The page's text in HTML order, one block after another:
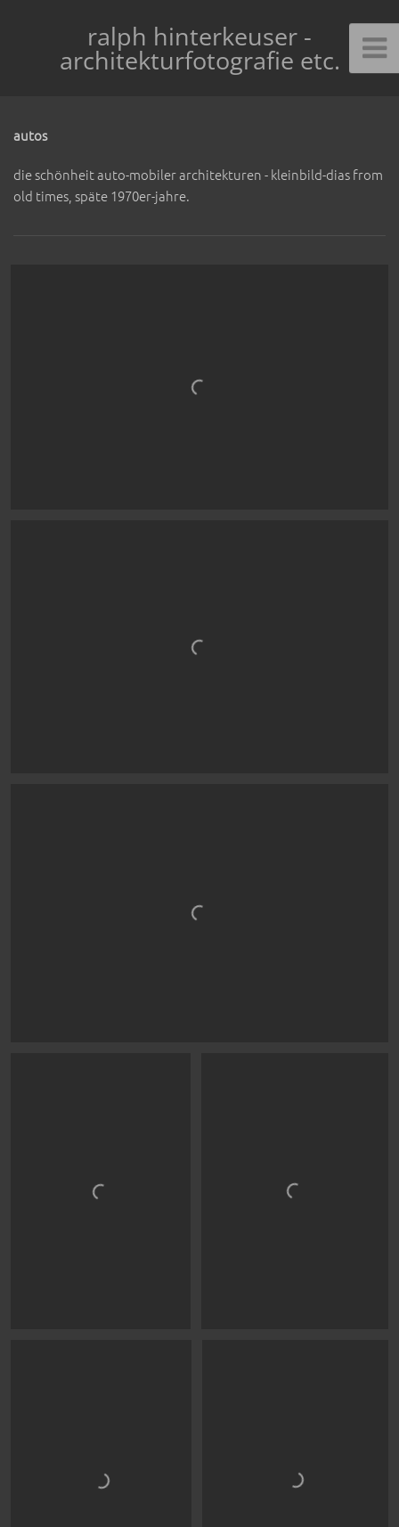
ralph hinterkeuser -
architekturfotografie etc.
autos
die schönheit auto-mobiler architekturen - kleinbild-dias from
old times, späte 1970er-jahre.